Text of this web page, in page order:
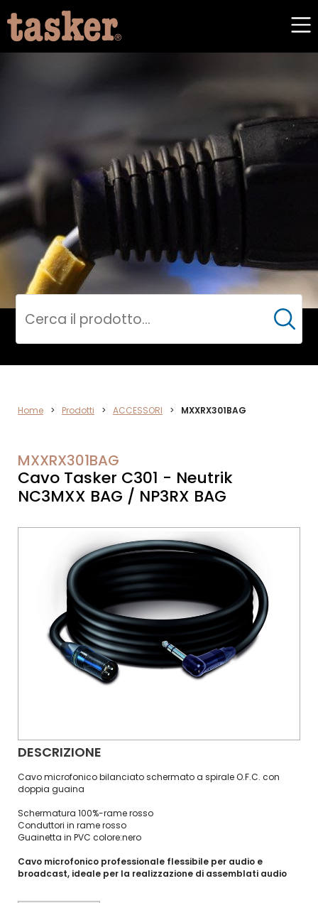
ACCESSORI
Cerca
Home > Prodotti > ACCESSORI > MXXRX301BAG
MXXRX301BAG
Cavo Tasker C301 - Neutrik
NC3MXX BAG / NP3RX BAG
DESCRIZIONE
Cavo microfonico bilanciato schermato a spirale O.F.C. con
doppia guaina
Schermatura 100%-rame rosso
Conduttori in rame rosso
Guainetta in PVC colore:nero
Cavo microfonico professionale flessibile per audio e
broadcast, ideale per la realizzazione di assemblati audio